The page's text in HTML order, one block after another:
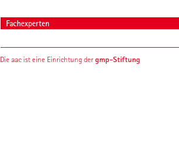
Fachexperten
Die aac ist eine Einrichtung dergmp-Stiftung